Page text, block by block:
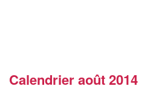
Calendrier août 2014